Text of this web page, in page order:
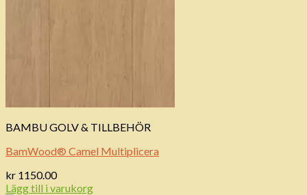
BAMBU GOLV & TILLBEHÖR
BamWood® Camel Multiplicera
kr 1150.00
Lägg till i varukorg